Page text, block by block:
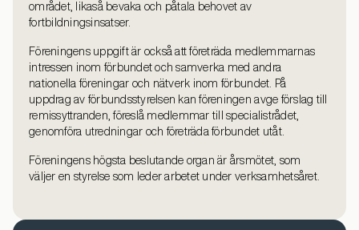
området, likaså bevaka och påtala behovet av
fortbildningsinsatser.
Föreningens uppgift är också att företräda medlemmarnas
intressen inom förbundet och samverka med andra
nationella föreningar och nätverk inom förbundet. På
uppdrag av förbundsstyrelsen kan föreningen avge förslag till
remissyttranden, föreslå medlemmar till specialistrådet,
genomföra utredningar och företräda förbundet utåt.
Föreningens högsta beslutande organ är årsmötet, som
väljer en styrelse som leder arbetet under verksamhetsåret.